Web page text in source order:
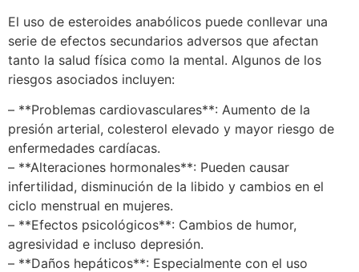
El uso de esteroides anabólicos puede conllevar una
serie de efectos secundarios adversos que afectan
tanto la salud física como la mental. Algunos de los
riesgos asociados incluyen:
– **Problemas cardiovasculares**: Aumento de la
presión arterial, colesterol elevado y mayor riesgo de
enfermedades cardíacas.
– **Alteraciones hormonales**: Pueden causar
infertilidad, disminución de la libido y cambios en el
ciclo menstrual en mujeres.
– **Efectos psicológicos**: Cambios de humor,
agresividad e incluso depresión.
– **Daños hepáticos**: Especialmente con el uso